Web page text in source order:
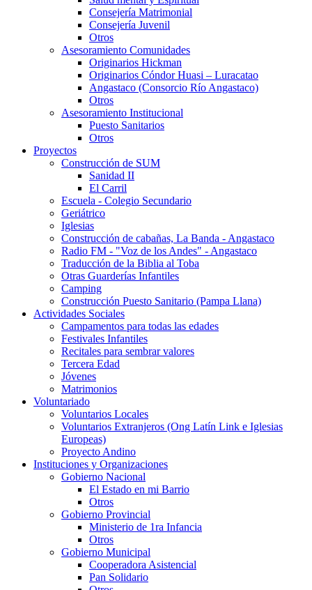
Consejería Matrimonial
Consejería Juvenil
Otros
Asesoramiento Comunidades
Originarios Hickman
Originarios Cóndor Huasi – Luracatao
Angastaco (Consorcio Río Angastaco)
Otros
Asesoramiento Institucional
Puesto Sanitarios
Otros
Proyectos
Construcción de SUM
Sanidad II
El Carril
Escuela - Colegio Secundario
Geriátrico
Iglesias
Construcción de cabañas, La Banda - Angastaco
Radio FM - "Voz de los Andes" - Angastaco
Traducción de la Biblia al Toba
Otras Guarderías Infantiles
Camping
Construcción Puesto Sanitario (Pampa Llana)
Actividades Sociales
Campamentos para todas las edades
Festivales Infantiles
Recitales para sembrar valores
Tercera Edad
Jóvenes
Matrimonios
Voluntariado
Voluntarios Locales
Voluntarios Extranjeros (Ong Latín Link e Iglesias
Europeas)
Proyecto Andino
Instituciones y Organizaciones
Gobierno Nacional
El Estado en mi Barrio
Otros
Gobierno Provincial
Ministerio de 1ra Infancia
Otros
Gobierno Municipal
Cooperadora Asistencial
Pan Solidario